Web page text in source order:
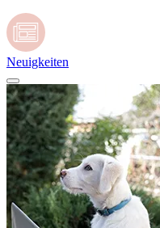
Neuigkeiten